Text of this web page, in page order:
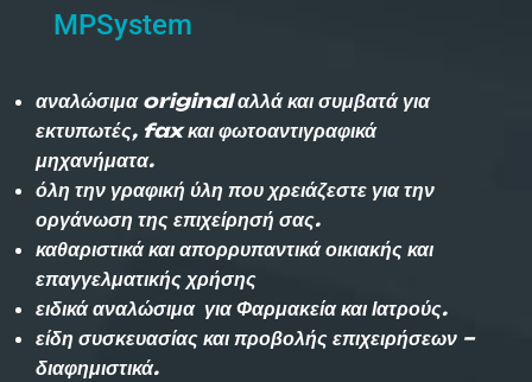
MPSystem
αναλώσιμα original αλλά και συμβατά για
εκτυπωτές, fax και φωτοαντιγραφικά
μηχανήματα.
όλη την γραφική ύλη που χρειάζεστε για την
οργάνωση της επιχείρησή σας.
καθαριστικά και απορρυπαντικά οικιακής και
επαγγελματικής χρήσης
ειδικά αναλώσιμα για Φαρμακεία και Ιατρούς.
είδη συσκευασίας και προβολής επιχειρήσεων –
διαφημιστικά.